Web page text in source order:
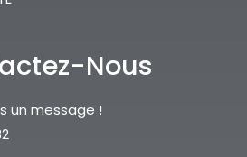
Nous
un message !